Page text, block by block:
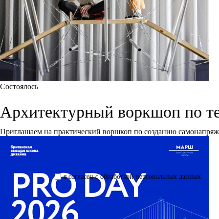
я согласен с обработкой персональных данных
Состоялось
Архитектурный воркшоп по
Приглашаем на практический воршкоп по созданию